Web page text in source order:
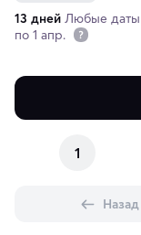
дизайнерские
простые радости
13 дней Любые даты
по 1 апр.
1
Назад